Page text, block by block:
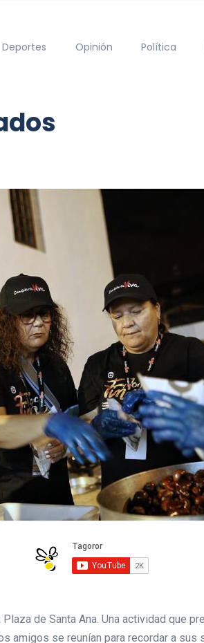
Deportes Opinión Política
de Santa Ana. Una actividad que
amigos se reunían para recordar a